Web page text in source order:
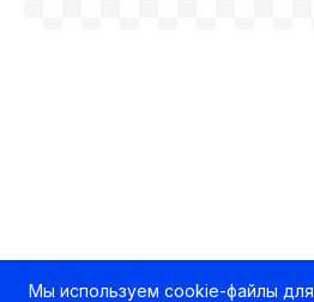
Мы используем cookie-файлы для